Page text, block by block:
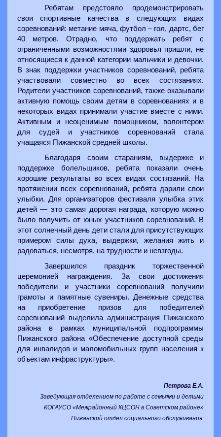
Ребятам предстояло продемонстрировать
свои спортивные качества в следующих видах
соревнований: метание мяча, футбол – гол, дартс, бег
40 метров. Отрадно, что поддержать ребят с
ограниченными возможностями здоровья пришли, не
относящиеся к данной категории мальчики и девочки.
В знак поддержки участников соревнований, ребята
участвовали совместно во всех состязаниях.
Родители участников соревнований, также оказывали
активную помощь своим детям в соревнованиях и в
некоторых видах принимали участие вместе с ними.
Активным и неоценимым помощником, волонтером
для судей и участников соревнований стала
учащаяся Пижанской средней школы.
Благодаря своим стараниям, выдержке и
поддержке болельщиков, ребята показали очень
хорошие результаты во всех видах состязаний. На
протяжении всех соревнований, ребята дарили свои
улыбки. Для организаторов фестиваля улыбка этих
детей — это самая дорогая награда, которую можно
было получить от юных участников соревнований. В
этот солнечный день дети стали для присутствующих
примером силы духа, выдержки, желания жить и
радоваться, несмотря, на трудности и невзгоды.
Завершился праздник торжественной
церемонией награждения. За свои достижения
победители и участники соревнований получили
грамоты и памятные сувениры. Денежные средства
на приобретение призов для победителей
соревнований выделила администрация Пижанского
района в рамках муниципальной подпрограммы
Пижанского района «Обеспечение доступной среды
для инвалидов и маломобильных групп населения к
объектам инфраструктуры».
Петрова Е.А.
Заведующая отделением по работе с семьями и детьми
КОГАУСО «Межрайонный КЦСОН в Советском районе»
Пижанский отдел социального обслуживания.